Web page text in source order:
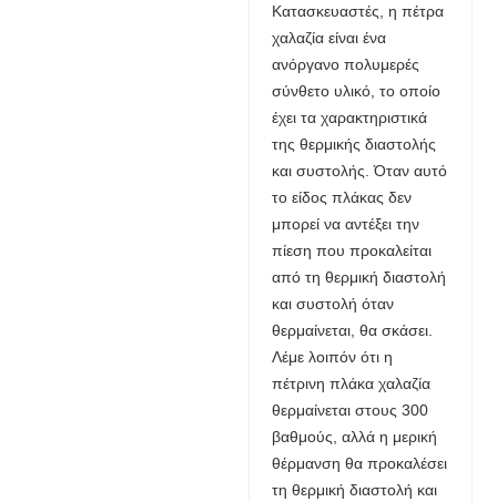
Κατασκευαστές, η πέτρα
χαλαζία είναι ένα
ανόργανο πολυμερές
σύνθετο υλικό, το οποίο
έχει τα χαρακτηριστικά
της θερμικής διαστολής
και συστολής. Όταν αυτό
το είδος πλάκας δεν
μπορεί να αντέξει την
πίεση που προκαλείται
από τη θερμική διαστολή
και συστολή όταν
θερμαίνεται, θα σκάσει.
Λέμε λοιπόν ότι η
πέτρινη πλάκα χαλαζία
θερμαίνεται στους 300
βαθμούς, αλλά η μερική
θέρμανση θα προκαλέσει
τη θερμική διαστολή και